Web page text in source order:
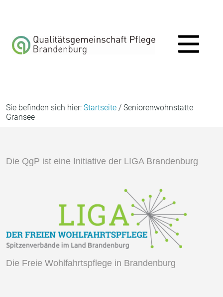
Aufgaben
Pflegemonitor
Kontakt
Sie befinden sich hier: Startseite / Seniorenwohnstätte
Gransee
Die QgP ist eine Initiative der LIGA Brandenburg
Die Freie Wohlfahrtspflege in Brandenburg